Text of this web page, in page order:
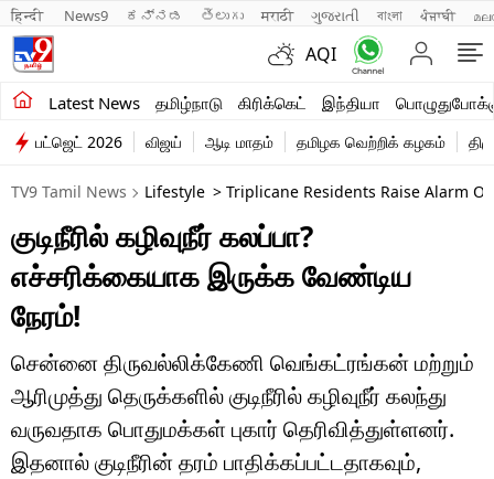
हिन्दी News9 ಕನ್ನಡ తెలుగు मराठी ગુજરાતી বাংলা ਪੰਜਾਬੀ
AQI
Latest News தமிழ்நாடு கிரிக்கெட் இந்தியா
சமீபத்திய செய்திகள்
தமிழ்நாடு
இந்தியா
உலகம்
விளையாட்டு
பொழுதுபோக்கு
லைஃப்ஸ்டைல்
வணிகம்
பட்ஜெட் 2026 விஜய் ஆடி மாதம் தமிழக வெற்றிக் கழகம்
TV9 Tamil News Lifestyle > Triplicane Residents Raise Alarm
குடிநீரில் கழிவுநீர் கலப்பா?
எச்சரிக்கையாக இருக்க வேண்டிய
நேரம்!
சென்னை திருவல்லிக்கேணி வெங்கட்ரங்கன் மற்றும்
ஆரிமுத்து தெருக்களில் குடிநீரில் கழிவுநீர் கலந்து
வருவதாக பொதுமக்கள் புகார் தெரிவித்துள்ளனர்.
இதனால் குடிநீரின் தரம் பாதிக்கப்பட்டதாகவும்,